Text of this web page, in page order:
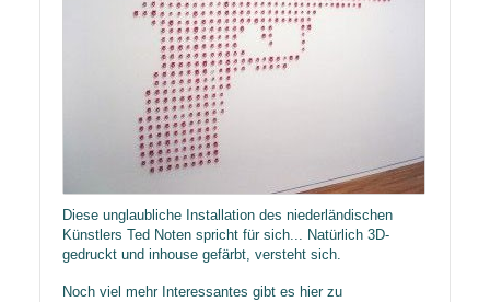
Diese unglaubliche Installation des niederländischen
Künstlers Ted Noten spricht für sich... Natürlich 3D-
gedruckt und inhouse gefärbt, versteht sich.
Noch viel mehr Interessantes gibt es hier zu